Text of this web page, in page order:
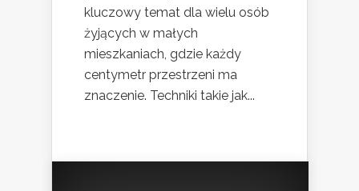
kluczowy temat dla wielu osób
żyjących w małych
mieszkaniach, gdzie każdy
centymetr przestrzeni ma
znaczenie. Techniki takie jak...